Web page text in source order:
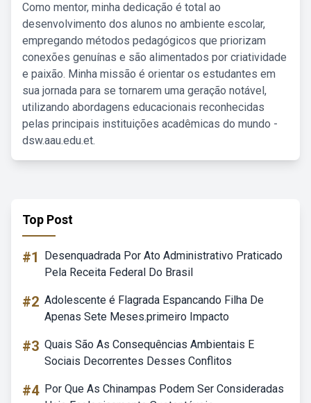
Como mentor, minha dedicação é total ao
desenvolvimento dos alunos no ambiente escolar,
empregando métodos pedagógicos que priorizam
conexões genuínas e são alimentados por criatividade
e paixão. Minha missão é orientar os estudantes em
sua jornada para se tornarem uma geração notável,
utilizando abordagens educacionais reconhecidas
pelas principais instituições acadêmicas do mundo -
dsw.aau.edu.et.
Top Post
#1
Desenquadrada Por Ato Administrativo Praticado
Pela Receita Federal Do Brasil
#2 Adolescente é Flagrada Espancando Filha De
Apenas Sete Meses.primeiro Impacto
#3 Quais São As Consequências Ambientais E
Sociais Decorrentes Desses Conflitos
#4 Por Que As Chinampas Podem Ser Consideradas